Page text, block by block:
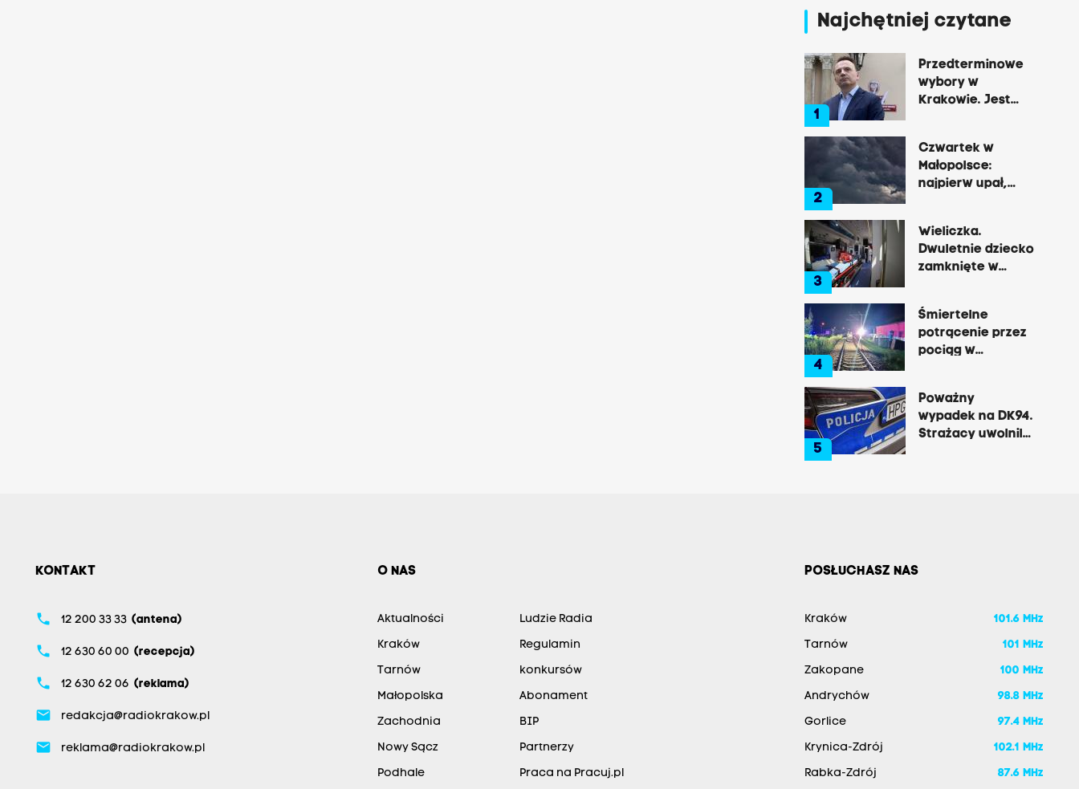
Najchętniej czytane
1
Przedterminowe
wybory w
Krakowie. Jest
2
Czwartek w
Małopolsce:
najpierw upał,
3
Wieliczka.
Dwuletnie dziecko
zamknięte w
zakupach
4
Śmiertelne
potrącenie przez
pociąg w
trasie do Krakowa
5
Poważny
wypadek na DK94.
Strażacy uwolnili
KONTAKT
phone 12 200 33 33 (antena)
phone 12 630 60 00 (recepcja)
phone 12 630 62 06 (reklama)
email redakcja@radiokrakow.pl
email reklama@radiokrakow.pl
O NAS
Aktualności
Kraków
Tarnów
Małopolska
Zachodnia
Nowy Sącz
Podhale
Ludzie Radia
Regulamin
konkursów
Abonament
BIP
Partnerzy
Praca na Pracuj.pl
POSŁUCHASZ NAS
Kraków 101.6 MHz
Tarnów 101 MHz
Zakopane 100 MHz
Andrychów 98.8 MHz
Gorlice 97.4 MHz
Krynica-Zdrój 102.1 MHz
Rabka-Zdrój 87.6 MHz